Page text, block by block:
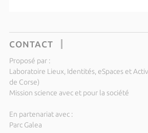
CONTACT
Proposé par :
Laboratoire Lieux, Identités, eSpaces et
de Corse)
Mission science avec et pour la société
En partenariat avec :
Parc Galea